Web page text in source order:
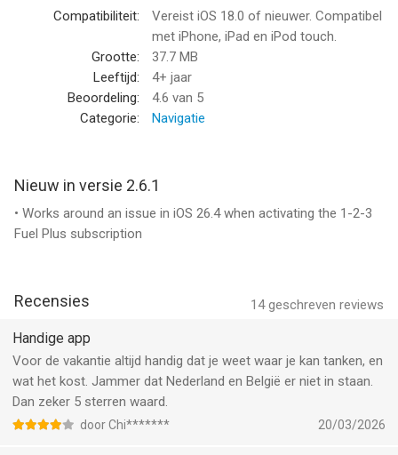
The 1-2-3 Fuel Plus subscription gives you immediate access
to additional useful features and allows you to benefit in the
future from exclusive enhancements that are not included in
the basic version.
- Interactive price statistics
- Widget for the message center
- Apple Watch App
account will be charged. The subscription will be automatically
renewed unless you cancel it at least 24 hours prior to
expiration. You can turn off automatic renewal at any time in
your iTunes Store preferences.
The duration and price of each subscription will be displayed at
the time of purchase. Payment will be made to your iTunes
Compatibiliteit:
Vereist iOS 18.0 of nieuwer. Compatibel
met iPhone, iPad en iPod touch.
Grootte:
37.7 MB
Leeftijd:
4+ jaar
Beoordeling:
4.6 van 5
Categorie:
Navigatie
Nieuw in versie 2.6.1
• Works around an issue in iOS 26.4 when activating the 1-2-3
Fuel Plus subscription
14geschreven reviews
Recensies
Handige app
Voor de vakantie altijd handig dat je weet waar je kan tanken, en
wat het kost. Jammer dat Nederland en België er niet in staan.
Dan zeker 5 sterren waard.
door Chi******* 20/03/2026